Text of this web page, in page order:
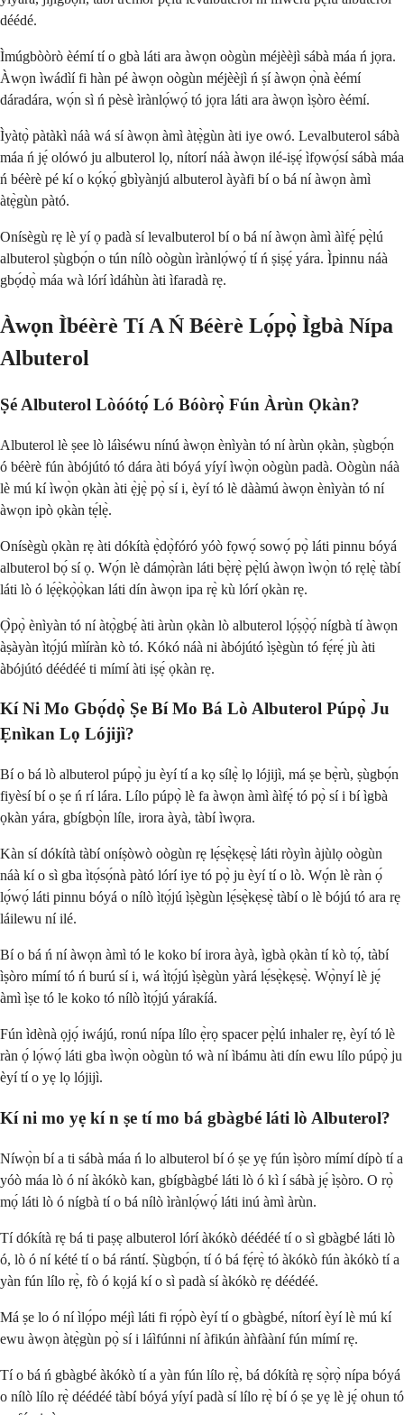
déédé.
Ìmúgbòòrò èémí tí o gbà láti ara àwọn oògùn méjèèjì sábà máa ń jọra.
Àwọn ìwádìí fi hàn pé àwọn oògùn méjèèjì ń ṣí àwọn ọ̀nà èémí
dáradára, wọ́n sì ń pèsè ìrànlọ́wọ́ tó jọra láti ara àwọn ìṣòro èémí.
Ìyàtọ̀ pàtàkì náà wá sí àwọn àmì àtẹ̀gùn àti iye owó. Levalbuterol sábà
máa ń jẹ́ olówó ju albuterol lọ, nítorí náà àwọn ilé-iṣẹ́ ìfọwọ́sí sábà máa
ń béèrè pé kí o kọ́kọ́ gbìyànjú albuterol àyàfi bí o bá ní àwọn àmì
àtẹ̀gùn pàtó.
Onísègù rẹ lè yí ọ padà sí levalbuterol bí o bá ní àwọn àmì àìfẹ́ pẹ̀lú
albuterol ṣùgbọ́n o tún nílò oògùn ìrànlọ́wọ́ tí ń ṣiṣẹ́ yára. Ìpinnu náà
gbọ́dọ̀ máa wà lórí ìdáhùn àti ìfaradà rẹ.
Àwọn Ìbéèrè Tí A Ń Béèrè Lọ́pọ̀ Ìgbà Nípa
Albuterol
Ṣé Albuterol Lòóótọ́ Ló Bóòrọ̀ Fún Àrùn Ọkàn?
Albuterol lè ṣee lò láìséwu nínú àwọn ènìyàn tó ní àrùn ọkàn, ṣùgbọ́n
ó béèrè fún àbójútó tó dára àti bóyá yíyí ìwọ̀n oògùn padà. Oògùn náà
lè mú kí ìwọ̀n ọkàn àti ẹ̀jẹ̀ pọ̀ sí i, èyí tó lè dààmú àwọn ènìyàn tó ní
àwọn ipò ọkàn tẹ́lẹ̀.
Onísègù ọkàn rẹ àti dókítà ẹ̀dọ̀fóró yóò fọwọ́ sowọ́ pọ̀ láti pinnu bóyá
albuterol bọ́ sí ọ. Wọ́n lè dámọ̀ràn láti bẹ̀rẹ̀ pẹ̀lú àwọn ìwọ̀n tó rẹlẹ̀ tàbí
láti lò ó lẹ́ẹ̀kọ̀ọ̀kan láti dín àwọn ipa rẹ̀ kù lórí ọkàn rẹ.
Ọ̀pọ̀ ènìyàn tó ní àtọ̀gbẹ́ àti àrùn ọkàn lò albuterol lọ́ṣọ̀ọ́ nígbà tí àwọn
àṣàyàn ìtọ́jú mìíràn kò tó. Kókó náà ni àbójútó ìṣègùn tó fẹ́rẹ́ jù àti
àbójútó déédéé ti mímí àti iṣẹ́ ọkàn rẹ.
Kí Ni Mo Gbọ́dọ̀ Ṣe Bí Mo Bá Lò Albuterol Púpọ̀ Ju
Ẹnìkan Lọ Lójijì?
Bí o bá lò albuterol púpọ̀ ju èyí tí a kọ sílẹ̀ lọ lójijì, má ṣe bẹ̀rù, ṣùgbọ́n
fiyèsí bí o ṣe ń rí lára. Lílo púpọ̀ lè fa àwọn àmì àìfẹ́ tó pọ̀ sí i bí ìgbà
ọkàn yára, gbígbọ̀n líle, irora àyà, tàbí ìwọra.
Kàn sí dókítà tàbí oníṣòwò oògùn rẹ lẹ́sẹ̀kẹsẹ̀ láti ròyìn àjùlọ oògùn
náà kí o sì gba ìtọ́sọ́nà pàtó lórí iye tó pọ̀ ju èyí tí o lò. Wọ́n lè ràn ọ́
lọ́wọ́ láti pinnu bóyá o nílò ìtọ́jú ìṣègùn lẹ́sẹ̀kẹsẹ̀ tàbí o lè bójú tó ara rẹ
láilewu ní ilé.
Bí o bá ń ní àwọn àmì tó le koko bí irora àyà, ìgbà ọkàn tí kò tọ́, tàbí
ìṣòro mímí tó ń burú sí i, wá ìtọ́jú ìṣègùn yàrá lẹ́sẹ̀kẹsẹ̀. Wọ̀nyí lè jẹ́
àmì ìṣe tó le koko tó nílò ìtọ́jú yárakíá.
Fún ìdènà ọjọ́ iwájú, ronú nípa lílo ẹ̀rọ spacer pẹ̀lú inhaler rẹ, èyí tó lè
ràn ọ́ lọ́wọ́ láti gba ìwọ̀n oògùn tó wà ní ìbámu àti dín ewu lílo púpọ̀ ju
èyí tí o yẹ lọ lójijì.
Kí ni mo yẹ kí n ṣe tí mo bá gbàgbé láti lò Albuterol?
Níwọ̀n bí a ti sábà máa ń lo albuterol bí ó ṣe yẹ fún ìṣòro mímí dípò tí a
yóò máa lò ó ní àkókò kan, gbígbàgbé láti lò ó kì í sábà jẹ́ ìṣòro. O rọ̀
mọ́ láti lò ó nígbà tí o bá nílò ìrànlọ́wọ́ láti inú àmì àrùn.
Tí dókítà rẹ bá ti paṣẹ albuterol lórí àkókò déédéé tí o sì gbàgbé láti lò
ó, lò ó ní kété tí o bá rántí. Ṣùgbọ́n, tí ó bá fẹ́rẹ̀ tó àkókò fún àkókò tí a
yàn fún lílo rẹ̀, fò ó kọjá kí o sì padà sí àkókò rẹ déédéé.
Má ṣe lo ó ní ìlọ́po méjì láti fi rọ́pò èyí tí o gbàgbé, nítorí èyí lè mú kí
ewu àwọn àtẹ̀gùn pọ̀ sí i láìfúnni ní àfikún àǹfààní fún mímí rẹ.
Tí o bá ń gbàgbé àkókò tí a yàn fún lílo rẹ̀, bá dókítà rẹ sọ̀rọ̀ nípa bóyá
o nílò lílo rẹ̀ déédéé tàbí bóyá yíyí padà sí lílo rẹ̀ bí ó ṣe yẹ lè jẹ́ ohun tó